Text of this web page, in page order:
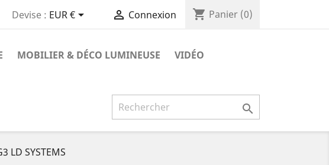
Devise : EUR €  Connexion shopping_cart Panier (0)
MOBILIER & DÉCO LUMINEUSE VIDÉO

LD SYSTEMS